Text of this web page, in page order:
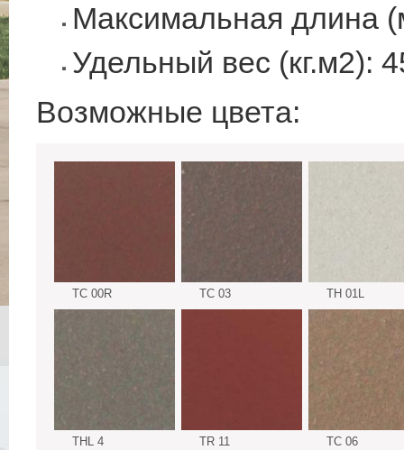
Максимальная длина
Удельный вес (кг.м2):
Возможные цвета:
TC 00R TC 03 TH 01L
THL 4 TR 11 TC 06